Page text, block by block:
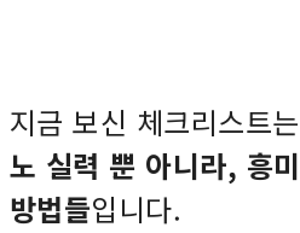
지금 보신 체크리스트
노 실력 뿐 아니라, 흥
방법들입니다.